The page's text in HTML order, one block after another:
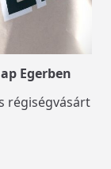
Egerben
régiségvásárt